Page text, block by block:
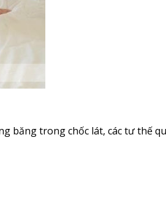
băng trong chốc lát, các tư thế